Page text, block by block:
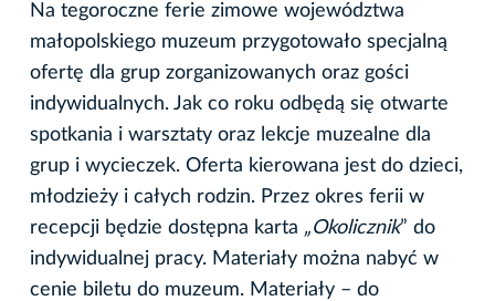
Na tegoroczne ferie zimowe województwa
małopolskiego muzeum przygotowało specjalną
ofertę dla grup zorganizowanych oraz gości
indywidualnych. Jak co roku odbędą się otwarte
spotkania i warsztaty oraz lekcje muzealne dla
grup i wycieczek. Oferta kierowana jest do dzieci,
młodzieży i całych rodzin. Przez okres ferii w
recepcji będzie dostępna karta „Okolicznik” do
indywidualnej pracy. Materiały można nabyć w
cenie biletu do muzeum. Materiały – do